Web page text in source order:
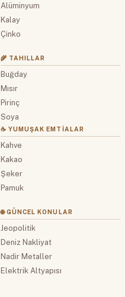
Alüminyum
Kalay
Çinko
🌾 TAHILLAR
Buğday
Mısır
Pirinç
Soya
☕ YUMUŞAK EMTIALAR
Kahve
Kakao
Şeker
Pamuk
🌐 GÜNCEL KONULAR
Jeopolitik
Deniz Nakliyat
Nadir Metaller
Elektrik Altyapısı